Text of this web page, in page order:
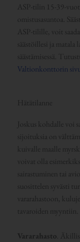
ASP-tilin 15-39-
omistusasuntoa.
ASP-tilille, voit
säästöillesi ja
säästämisessä.
Valtionkonttorin
Hätätilanne
Joskus kohdalle voi
sijoituksia on
kuivalle maalle
voivat olla
sairastuminen tai
suosittelen syvästi
vararahastoon,
tavaroiden myyntiin.
Vararahasto.